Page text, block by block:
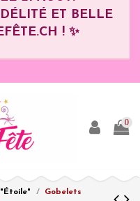
ET BELLE
! ✨
0
Gobelets